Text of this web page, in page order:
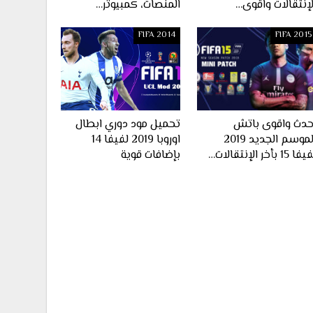
واقوى…
المنصات، كمبيوتر…
FIFA 2015
واقوى باتش
الموسم الجديد 2019
بأخر الإنتقالات…
FIFA 2014
تحميل مود دوري ابطال
اوروبا 2019 لفيفا 14
بإضافات قوية